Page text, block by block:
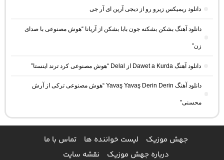
دانلود ریمیکس زیرو رو از دیجی آرین ای آر جی
دانلود آهنگ بشکن بشکنه جون بابا بشکن از آریانا “هوش مصنوعی با صدای
زن”
دانلود آهنگ Dawet a Kurda از Delal “هوش مصنوعی کرد ترند اینستا”
دانلود آهنگ Yavaş Yavaş Derin Derin “هوش مصنوعی ترکی از آرش
محسنی”
جهش موزیک لیست خواننده ها
تماس با ما
درباره جهش موزیک
نقشه سایت